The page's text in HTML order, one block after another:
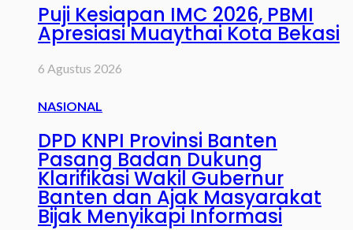
Puji Kesiapan IMC 2026, PBMI
Apresiasi Muaythai Kota Bekasi
6 Agustus 2026
NASIONAL
DPD KNPI Provinsi Banten
Pasang Badan Dukung
Klarifikasi Wakil Gubernur
Banten dan Ajak Masyarakat
Bijak Menyikapi Informasi